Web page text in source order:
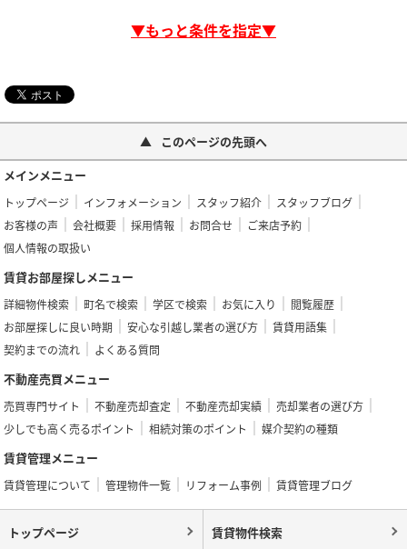
▼もっと条件を指定▼
このページの先頭へ
メインメニュー
トップページ インフォメーション スタッフ紹介
スタッフブログ
お客様の声
会社概要 採用情報 お問合せ
ご来店予約
個人情報の取扱い
賃貸お部屋探しメニュー
詳細物件検索 町名で検索 学区で検索 お気に入り
閲覧履歴
お部屋探しに良い時期
安心な引越し業者の選び方
賃貸用語集
契約までの流れ
よくある質問
不動産売買メニュー
売買専門サイト 不動産売却査定 不動産売却実績
売却業者の選び方
少しでも高く売るポイント
相続対策のポイント 媒介契約の種類
賃貸管理メニュー
賃貸管理について 管理物件一覧 リフォーム事例 賃貸管理ブログ
トップページ 賃貸物件検索